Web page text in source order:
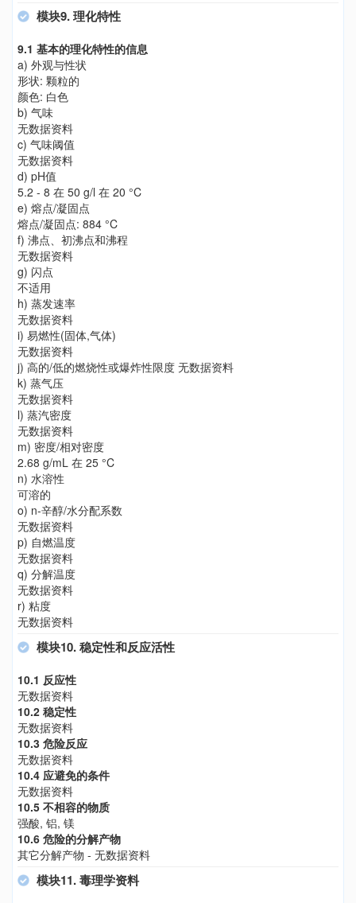
模块9. 理化特性
9.1 基本的理化特性的信息
a) 外观与性状
形状: 颗粒的
颜色: 白色
b) 气味
无数据资料
c) 气味阈值
无数据资料
d) pH值
5.2 - 8 在 50 g/l 在 20 °C
e) 熔点/凝固点
熔点/凝固点: 884 °C
f) 沸点、初沸点和沸程
无数据资料
g) 闪点
不适用
h) 蒸发速率
无数据资料
i) 易燃性(固体,气体)
无数据资料
j) 高的/低的燃烧性或爆炸性限度 无数据资料
k) 蒸气压
无数据资料
l) 蒸汽密度
无数据资料
m) 密度/相对密度
2.68 g/mL 在 25 °C
n) 水溶性
可溶的
o) n-辛醇/水分配系数
无数据资料
p) 自燃温度
无数据资料
q) 分解温度
无数据资料
r) 粘度
无数据资料
模块10. 稳定性和反应活性
10.1 反应性
无数据资料
10.2 稳定性
无数据资料
10.3 危险反应
无数据资料
10.4 应避免的条件
无数据资料
10.5 不相容的物质
强酸, 铝, 镁
10.6 危险的分解产物
其它分解产物 - 无数据资料
模块11. 毒理学资料